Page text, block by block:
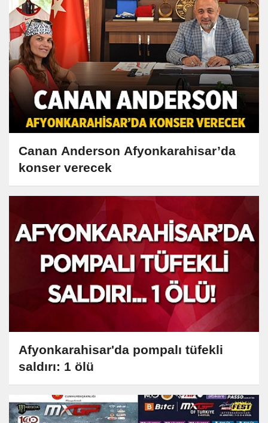
Canan Anderson Afyonkarahisar’da
konser verecek
Afyonkarahisar'da pompalı tüfekli
saldırı: 1 ölü